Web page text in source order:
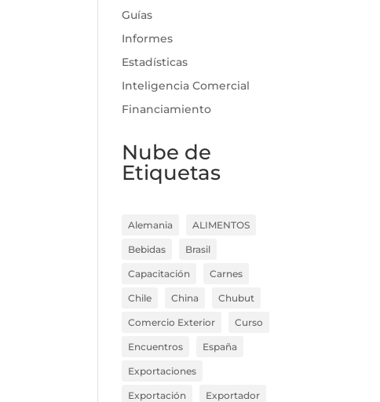
Guías
Informes
Estadísticas
Inteligencia Comercial
Financiamiento
Nube de
Etiquetas
Alemania ALIMENTOS
Bebidas Brasil
Capacitación Carnes
Chile China Chubut
Comercio Exterior Curso
Encuentros España
Exportaciones
Exportación Exportador